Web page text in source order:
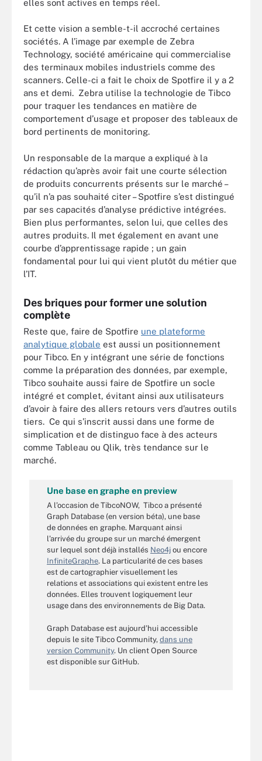
elles sont actives en temps réel.
Et cette vision a semble-t-il accroché certaines
sociétés. A l’image par exemple de Zebra
Technology, société américaine qui commercialise
des terminaux mobiles industriels comme des
scanners. Celle-ci a fait le choix de Spotfire il y a 2
ans et demi. Zebra utilise la technologie de Tibco
pour traquer les tendances en matière de
comportement d’usage et proposer des tableaux de
bord pertinents de monitoring.
Un responsable de la marque a expliqué à la
rédaction qu’après avoir fait une courte sélection
de produits concurrents présents sur le marché –
qu’il n’a pas souhaité citer – Spotfire s’est distingué
par ses capacités d’analyse prédictive intégrées.
Bien plus performantes, selon lui, que celles des
autres produits. Il met également en avant une
courbe d’apprentissage rapide ; un gain
fondamental pour lui qui vient plutôt du métier que
l’IT.
Des briques pour former une solution
complète
Reste que, faire de Spotfire une plateforme
analytique globale est aussi un positionnement
pour Tibco. En y intégrant une série de fonctions
comme la préparation des données, par exemple,
Tibco souhaite aussi faire de Spotfire un socle
intégré et complet, évitant ainsi aux utilisateurs
d’avoir à faire des allers retours vers d’autres outils
tiers. Ce qui s’inscrit aussi dans une forme de
simplication et de distinguo face à des acteurs
comme Tableau ou Qlik, très tendance sur le
marché.
Une base en graphe en preview
A l’occasion de TibcoNOW, Tibco a présenté
Graph Database (en version béta), une base
de données en graphe. Marquant ainsi
l’arrivée du groupe sur un marché émergent
sur lequel sont déjà installés Neo4j ou encore
InfiniteGraphe. La particularité de ces bases
est de cartographier visuellement les
relations et associations qui existent entre les
données. Elles trouvent logiquement leur
usage dans des environnements de Big Data.
Graph Database est aujourd’hui accessible
depuis le site Tibco Community, dans une
version Community. Un client Open Source
est disponible sur GitHub.